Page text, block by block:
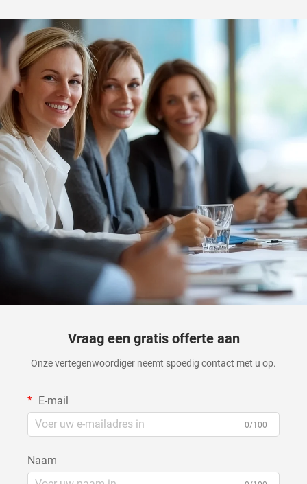
Vraag een gratis offerte aan
Onze vertegenwoordiger neemt spoedig contact met u op.
E-mail
0/100
Naam